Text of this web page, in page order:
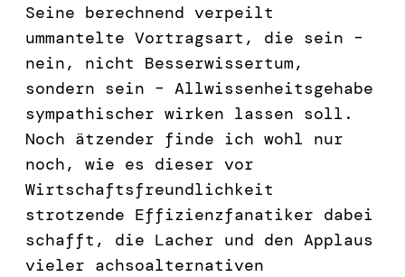
Seine berechnend verpeilt
ummantelte Vortragsart, die sein –
nein, nicht Besserwissertum,
sondern sein – Allwissenheitsgehabe
sympathischer wirken lassen soll.
Noch ätzender finde ich wohl nur
noch, wie es dieser vor
Wirtschaftsfreundlichkeit
strotzende Effizienzfanatiker dabei
schafft, die Lacher und den Applaus
vieler achsoalternativen